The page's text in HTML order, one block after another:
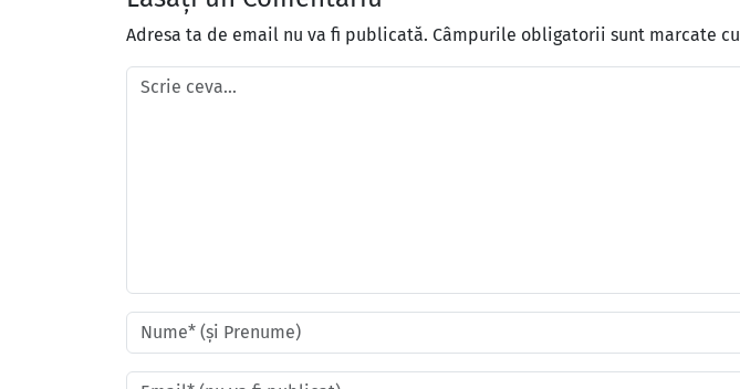
Adresa ta de email nu va fi publicată. Câmpurile obligatorii sunt marcate cu